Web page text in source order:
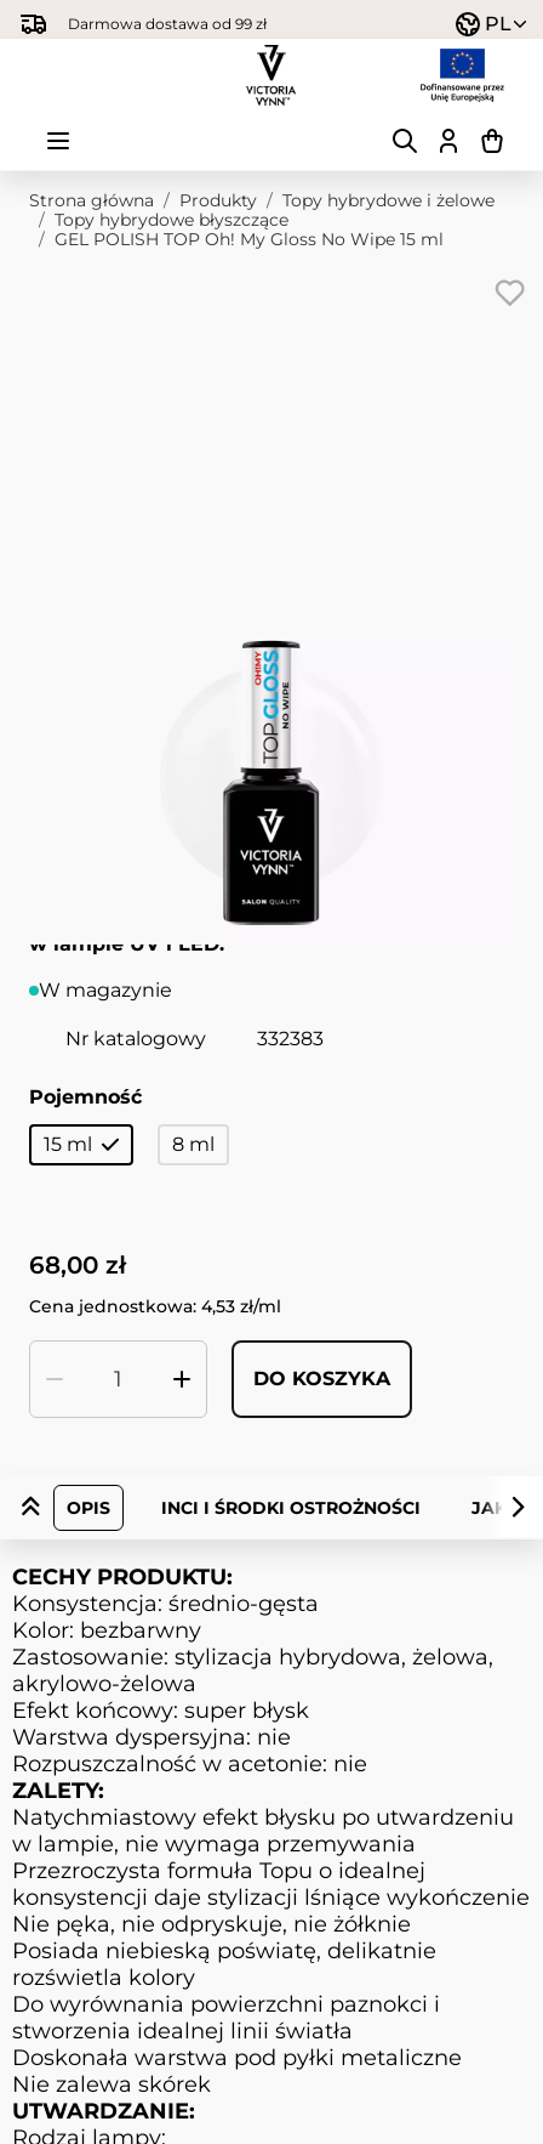
Przejdź do treści
Darmowa dostawa od 99 zł PL
Strona główna / Produkty / Topy hybrydowe i żelowe
/ Topy hybrydowe błyszczące
/ GEL POLISH TOP Oh! My Gloss No Wipe 15 ml
Oh! My Gloss No Wipe 15 ml
GEL POLISH TOP VICTORIA VYNN
Top do stylizacji światłoutwardzalnych, bez
warstwy dyspersyjnej. Zapewnia perfekcyjne
wykończenie nawet do 4 tygodni.
w lampie UV i LED.
W magazynie
Nr katalogowy 332383
Pojemność
15 ml 8 ml
68,00 zł
Cena jednostkowa: 4,53 zł/ml
DO KOSZYKA
OPIS INCI I ŚRODKI OSTROŻNOŚCI JAK
CECHY PRODUKTU:
Konsystencja: średnio-gęsta
Kolor: bezbarwny
Zastosowanie: stylizacja hybrydowa, żelowa,
akrylowo-żelowa
Efekt końcowy: super błysk
Warstwa dyspersyjna: nie
Rozpuszczalność w acetonie: nie
ZALETY:
Natychmiastowy efekt błysku po utwardzeniu
w lampie, nie wymaga przemywania
Przezroczysta formuła Topu o idealnej
konsystencji daje stylizacji lśniące wykończenie
Nie pęka, nie odpryskuje, nie żółknie
Posiada niebieską poświatę, delikatnie
rozświetla kolory
Do wyrównania powierzchni paznokci i
stworzenia idealnej linii światła
Doskonała warstwa pod pyłki metaliczne
Nie zalewa skórek
UTWARDZANIE:
Rodzaj lampy: